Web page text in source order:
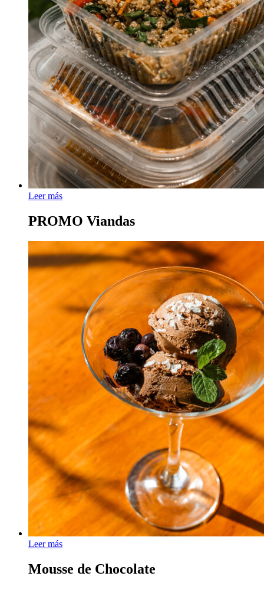
Leer más
PROMO Viandas
Leer más
Mousse de Chocolate